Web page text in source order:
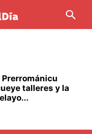
Prerrománicu
talleres y la